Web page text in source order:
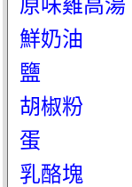
鮮奶油
鹽
胡椒粉
蛋
乳酪塊